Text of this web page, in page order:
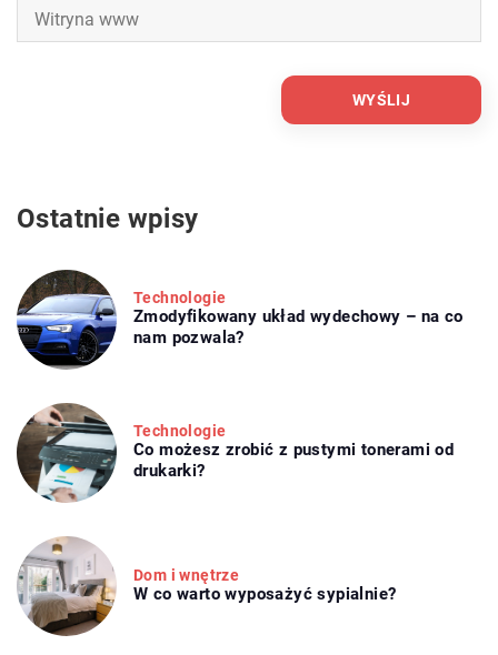
Ostatnie wpisy
Technologie
Zmodyfikowany układ wydechowy – na co
nam pozwala?
Technologie
Co możesz zrobić z pustymi tonerami od
drukarki?
Dom i wnętrze
W co warto wyposażyć sypialnie?